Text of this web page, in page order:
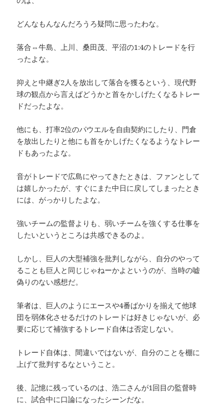
どんなもんなんだろうろ疑問に思ったわな。
落合⇔牛島、上川、桑田茂、平沼の1:4のトレードを行
ったよな。
抑えと中継ぎ2人を放出して落合を獲るという、現代野
球の観点から言えばどうかと首をかしげたくなるトレー
ドだったよな。
他にも、打率2位のパウエルを自由契約にしたり、門倉
を放出したりと他にも首をかしげたくなるようなトレー
ドもあったよな。
音がトレードで広島にやってきたときは、ファンとして
は嬉しかったが、すぐにまた中日に戻してしまったとき
には、がっかりしたよな。
強いチームの監督よりも、弱いチームを強くする仕事を
したいというところは共感できるのよ。
しかし、巨人の大型補強を批判しながら、自分のやって
ることも巨人と同じじゃねーかよというのが、当時の嘘
偽りのない感想だ。
筆者は、巨人のようにエースや4番ばかりを揃えて他球
団を弱体化させるだけのトレードは好きじゃないが、必
要に応じて補強するトレード自体は否定しない。
トレード自体は、間違いではないが、自分のことを棚に
上げて批判するなということ。
後、記憶に残っているのは、浩二さんが1回目の監督時
に、試合中に口論になったシーンだな。